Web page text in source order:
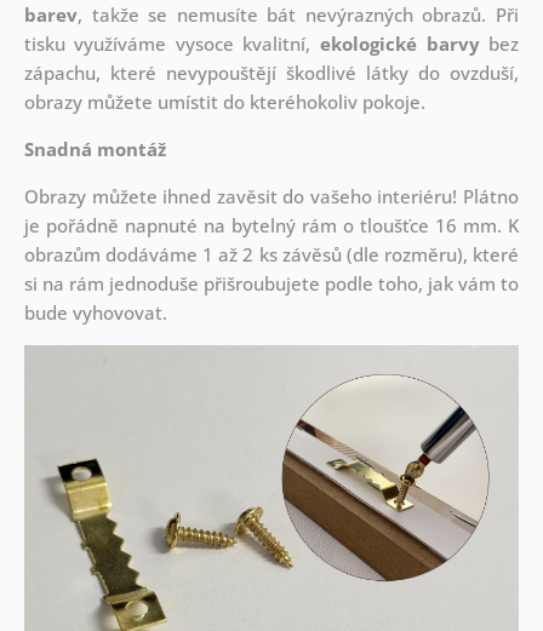
barev, takže se nemusíte bát nevýrazných obrazů. Při
tisku využíváme vysoce kvalitní,ekologické barvybez
zápachu, které nevypouštějí škodlivé látky do ovzduší,
obrazy můžete umístit do kteréhokoliv pokoje.
Snadná montáž
Obrazy můžete ihned zavěsit do vašeho interiéru! Plátno
je pořádně napnuté na bytelný rám o tloušťce 16 mm. K
obrazům dodáváme 1 až 2 ks závěsů (dle rozměru), které
si na rám jednoduše přišroubujete podle toho, jak vám to
bude vyhovovat.